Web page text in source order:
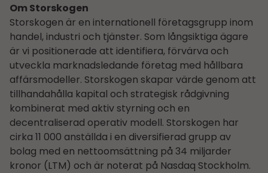
Om Storskogen
Storskogen är en internationell företagsgrupp inom
handel, industri och tjänster. Som långsiktiga ägare
är vi positionerade att identifiera, förvärva och
utveckla marknadsledande företag med hållbara
affärsmodeller. Storskogen skapar värde genom att
tillhandahålla kapital och strategisk rådgivning
kombinerat med aktiv styrning och en
decentraliserad operativ modell. Storskogen har
cirka 11 000 anställda i en diversifierad grupp av
bolag med en nettoomsättning på 34 miljarder
kronor (LTM) och är noterat på Nasdaq Stockholm.